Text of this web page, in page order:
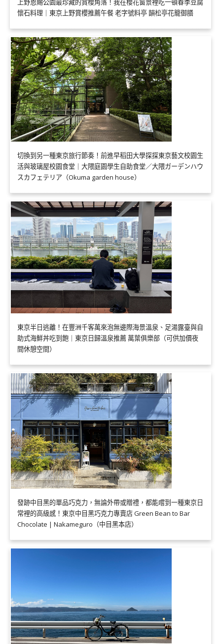
上野恩賜公園最珍藏的賞櫻角落！我在櫻花窗景裡吃一頓春季豆腐
懷石料理｜東京上野賞櫻推薦午餐 老字號料亭 韻松亭花籠御膳
切換到另一種東京旅行節奏！前進早稻田大學探探東京藝文校園生
活與玻璃屋校園食堂｜大隈庭園學生自助食堂／大隈ガーデンハウ
スカフェテリア（Okuma garden house）
東京半日逃離！在豐洲千客萬來泡無邊際海景溫泉、足湯露臺與自
助式海鮮丼吃到飽｜東京日歸溫泉推薦 萬葉俱樂部（可供加價夜
間休憩空間）
發跡中目黑的單品巧克力，無論外帶或贈禮，都能嚐到一種東京日
常裡的高級感！東京中目黑巧克力專賣店 Green Bean to Bar
Chocolate | Nakameguro（中目黑本店）